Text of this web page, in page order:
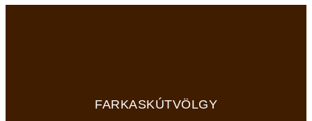
FARKASKÚTVÖLGY